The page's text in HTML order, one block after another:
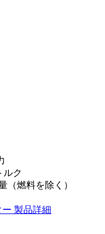
ルク
（燃料を除く）
ー 製品詳細